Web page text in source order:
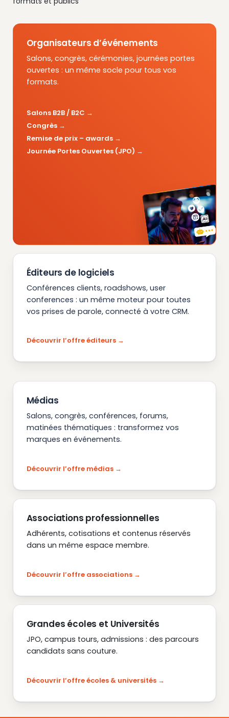
Organisateurs d’événements
Salons, congrès, cérémonies, journées portes
ouvertes : un même socle pour tous vos
formats.
Salons B2B / B2C
Congrès
Remise de prix – awards
Journée Portes Ouvertes (JPO)
Éditeurs de logiciels
Conférences clients, roadshows, user
conferences : un même moteur pour toutes
vos prises de parole, connecté à votre CRM.
Découvrir l’offre éditeurs
Médias
Salons, congrès, conférences, forums,
matinées thématiques : transformez vos
marques en événements.
Découvrir l’offre médias
Associations professionnelles
Adhérents, cotisations et contenus réservés
dans un même espace membre.
Découvrir l’offre associations
Grandes écoles et Universités
JPO, campus tours, admissions : des parcours
candidats sans couture.
Découvrir l’offre écoles & universités